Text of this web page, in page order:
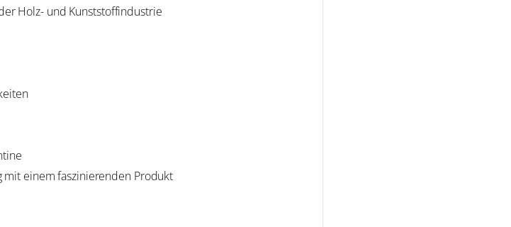
Holz- und Kunststoffindustrie
mit einem faszinierenden Produkt